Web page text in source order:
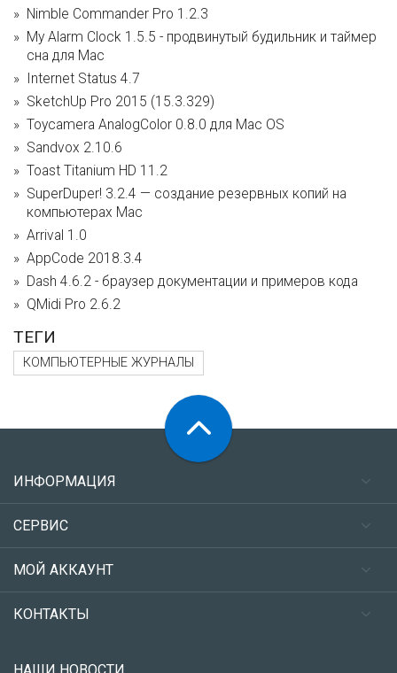
Nimble Commander Pro 1.2.3
My Alarm Clock 1.5.5 - продвинутый будильник и таймер
сна для Mac
Internet Status 4.7
SketchUp Pro 2015 (15.3.329)
Toycamera AnalogColor 0.8.0 для Mac OS
Sandvox 2.10.6
Toast Titanium HD 11.2
SuperDuper! 3.2.4 — cоздание резервных копий на
компьютерах Mac
Arrival 1.0
AppCode 2018.3.4
Dash 4.6.2 - браузер документации и примеров кода
QMidi Pro 2.6.2
ТЕГИ
КОМПЬЮТЕРНЫЕ ЖУРНАЛЫ
ИНФОРМАЦИЯ
СЕРВИС
МОЙ АККАУНТ
КОНТАКТЫ